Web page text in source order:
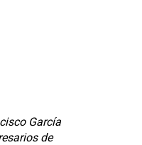
García
de